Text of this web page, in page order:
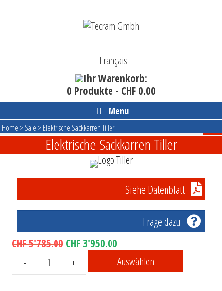
Français
Ihr Warenkorb:
0 Produkte - CHF0.00
Menu
Home >Sale >Elektrische Sackkarren Tiller
Elektrische Sackkarren Tiller
Siehe Datenblatt
Frage dazu
CHF5'785.00 Ursprünglicher
war:
CHF 3'950.00
Preis
ist:
ElektrischeAuswählen